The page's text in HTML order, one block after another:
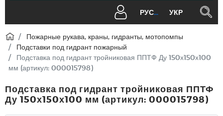
РУС УКР
Пожарные рукава, краны, гидранты, мотопомпы
Подставки под гидрант пожарный
Подставка под гидрант тройниковая ППТФ Ду 150х150х100
мм (артикул: 000015798)
Подставка под гидрант тройниковая ППТФ
Ду 150х150х100 мм (артикул: 000015798)